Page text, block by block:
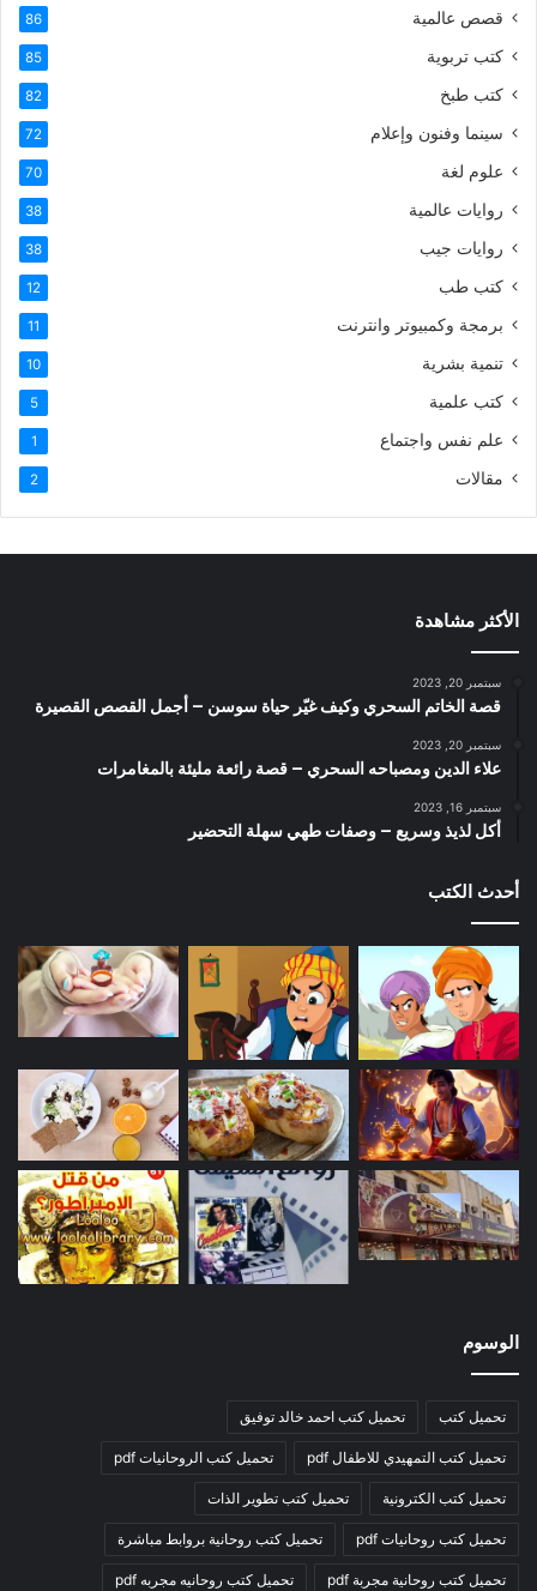
قصص عالمية 86
كتب تربوية 85
كتب طبخ 82
سينما وفنون وإعلام 72
علوم لغة 70
روايات عالمية 38
روايات جيب 38
كتب طب 12
برمجة وكمبيوتر وانترنت 11
تنمية بشرية 10
كتب علمية 5
علم نفس واجتماع 1
مقالات 2
الأكثر مشاهدة
سبتمبر 20, 2023
قصة الخاتم السحري وكيف غيّر حياة سوسن – أجمل القصص القصيرة
سبتمبر 20, 2023
علاء الدين ومصباحه السحري – قصة رائعة مليئة بالمغامرات
سبتمبر 16, 2023
أكل لذيذ وسريع – وصفات طهي سهلة التحضير
أحدث الكتب
الوسوم
تحميل كتب تحميل كتب احمد خالد توفيق
تحميل كتب التمهيدي للاطفال pdf تحميل كتب الروحانيات pdf
تحميل كتب الكترونية تحميل كتب تطوير الذات
تحميل كتب روحانيات pdf تحميل كتب روحانية بروابط مباشرة
تحميل كتب روحانية مجربة pdf تحميل كتب روحانيه مجربه pdf